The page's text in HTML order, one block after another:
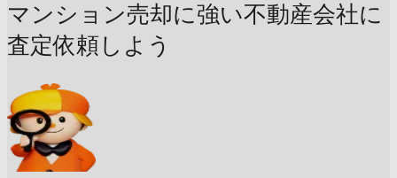
マンション売却に強い不動産会社に
査定依頼しよう